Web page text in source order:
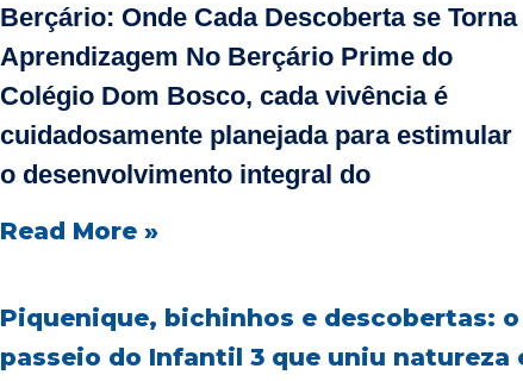
Berçário: Onde Cada Descoberta se Torna
Aprendizagem No Berçário Prime do
Colégio Dom Bosco, cada vivência é
cuidadosamente planejada para estimular
o desenvolvimento integral do
Read More »
Piquenique, bichinhos e descobertas: o
passeio do Infantil 3 que uniu natureza